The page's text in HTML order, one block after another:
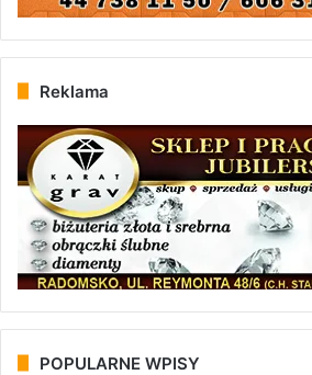
Reklama
POPULARNE WPISY